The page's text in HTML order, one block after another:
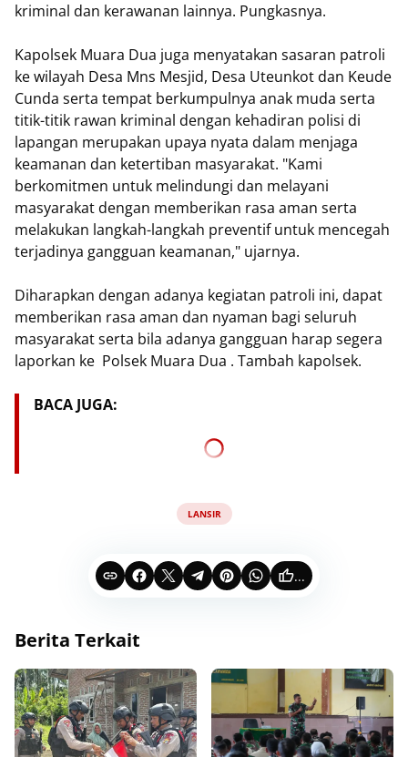
kriminal dan kerawanan lainnya. Pungkasnya.
Kapolsek Muara Dua juga menyatakan sasaran patroli
ke wilayah Desa Mns Mesjid, Desa Uteunkot dan Keude
Cunda serta tempat berkumpulnya anak muda serta
titik-titik rawan kriminal dengan kehadiran polisi di
lapangan merupakan upaya nyata dalam menjaga
keamanan dan ketertiban masyarakat. "Kami
berkomitmen untuk melindungi dan melayani
masyarakat dengan memberikan rasa aman serta
melakukan langkah-langkah preventif untuk mencegah
terjadinya gangguan keamanan," ujarnya.
Diharapkan dengan adanya kegiatan patroli ini, dapat
memberikan rasa aman dan nyaman bagi seluruh
masyarakat serta bila adanya gangguan harap segera
laporkan ke Polsek Muara Dua . Tambah kapolsek.
BACA JUGA:
LANSIR
...
Berita Terkait